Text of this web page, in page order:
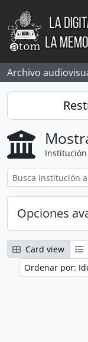
Skip to main content
Archivo
Opciones
Card view
Ordenar por: